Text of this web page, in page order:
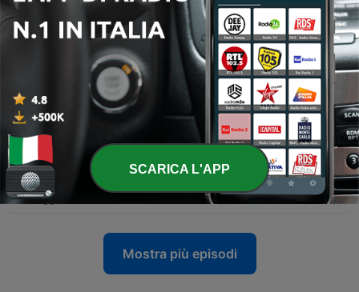
Mangiare al Food & Wine Festival di Tokyo
DisneySea
Shogi: Strategia di Vita Giapponese
21 Maggio 2025
12 Tianyu Onsen e Dintorni: Guida Turistica
21 Maggio 2025
11 - Arte e Tecnica delle Lanterne in Pietra Makabe
16 Maggio 2025
Mostra più episodi
SCARICA L'APP